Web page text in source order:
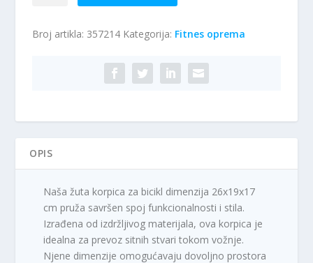
žuta
Broj artikla: 357214 Kategorija: Fitnes oprema
OPIS
Naša žuta korpica za bicikl dimenzija 26x19x17
cm pruža savršen spoj funkcionalnosti i stila.
Izrađena od izdržljivog materijala, ova korpica je
idealna za prevoz sitnih stvari tokom vožnje.
Njene dimenzije omogućavaju dovoljno prostora